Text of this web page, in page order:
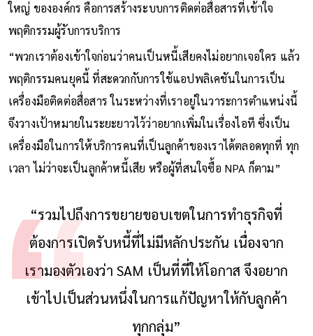
ใหญ่ ขององค์กร คือการสร้างระบบการติดต่อสื่อสารที่เข้าใจ
พฤติกรรมผู้รับการบริการ
“พวกเราต้องเข้าใจก่อนว่าคนเป็นหนี้เสียคงไม่อยากเจอใคร แล้ว
พฤติกรรมคนยุคนี้ ที่สะดวกกับการใช้แอปพลิเคชันในการเป็น
เครื่องมือติดต่อสื่อสาร ในระหว่างที่เราอยู่ในวาระการตำแหน่งนี้
จึงวางเป้าหมายในระยะยาวไว้ว่าอยากเพิ่มในเรื่องไอที ซึ่งเป็น
เครื่องมือในการให้บริการคนที่เป็นลูกค้าของเราได้ตลอดทุกที่ ทุก
เวลา ไม่ว่าจะเป็นลูกค้าหนี้เสีย หรือผู้ที่สนใจซื้อ NPA ก็ตาม”
“รวมไปถึงการขยายขอบเขตในการทำธุรกิจที่
ต้องการเปิดรับหนี้ที่ไม่มีหลักประกัน เนื่องจาก
เรามองตัวเองว่า SAM เป็นที่ที่ให้โอกาส จึงอยาก
เข้าไปเป็นส่วนหนึ่งในการแก้ปัญหาให้กับลูกค้า
ทุกกลุ่ม”